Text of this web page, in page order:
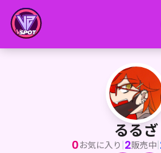
るるざ
<p>こんるるざ！</p><p>合法ショ
るるざ
0お気に入り |2販売中|